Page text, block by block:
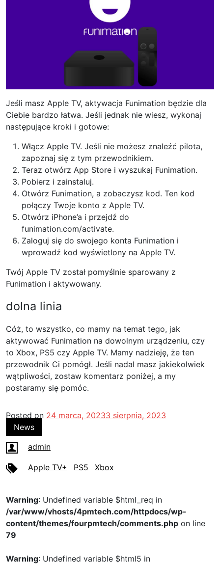
Jeśli masz Apple TV, aktywacja Funimation będzie dla
Ciebie bardzo łatwa. Jeśli jednak nie wiesz, wykonaj
następujące kroki i gotowe:
Włącz Apple TV. Jeśli nie możesz znaleźć pilota,
zapoznaj się z tym przewodnikiem.
Teraz otwórz App Store i wyszukaj Funimation.
Pobierz i zainstaluj.
Otwórz Funimation, a zobaczysz kod. Ten kod
połączy Twoje konto z Apple TV.
Otwórz iPhone’a i przejdź do
funimation.com/activate.
Zaloguj się do swojego konta Funimation i
wprowadź kod wyświetlony na Apple TV.
Twój Apple TV został pomyślnie sparowany z
Funimation i aktywowany.
dolna linia
Cóż, to wszystko, co mamy na temat tego, jak
aktywować Funimation na dowolnym urządzeniu, czy
to Xbox, PS5 czy Apple TV. Mamy nadzieję, że ten
przewodnik Ci pomógł. Jeśli nadal masz jakiekolwiek
wątpliwości, zostaw komentarz poniżej, a my
postaramy się pomóc.
Posted on 24 marca, 20233 sierpnia, 2023
News
admin
Apple TV+ PS5 Xbox
Warning: Undefined variable $html_req in
/var/www/vhosts/4pmtech.com/httpdocs/wp-
content/themes/fourpmtech/comments.php on line
79
Warning: Undefined variable $html5 in